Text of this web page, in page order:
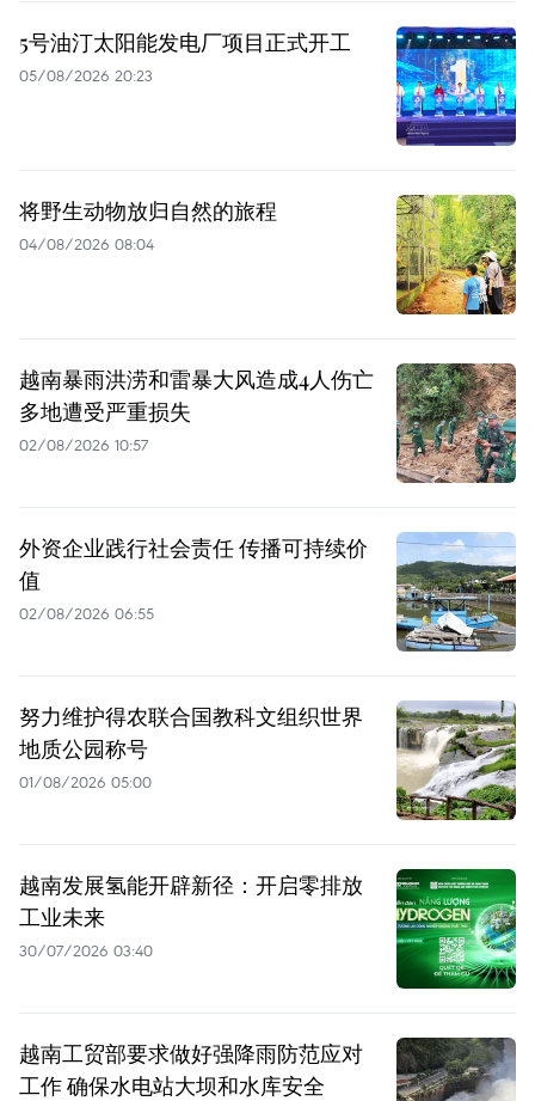
5号油汀太阳能发电厂项目正式开工
05/08/2026 20:23
将野生动物放归自然的旅程
04/08/2026 08:04
越南暴雨洪涝和雷暴大风造成4人伤亡
多地遭受严重损失
02/08/2026 10:57
外资企业践行社会责任 传播可持续价
值
02/08/2026 06:55
努力维护得农联合国教科文组织世界
地质公园称号
01/08/2026 05:00
越南发展氢能开辟新径：开启零排放
工业未来
30/07/2026 03:40
越南工贸部要求做好强降雨防范应对
工作 确保水电站大坝和水库安全